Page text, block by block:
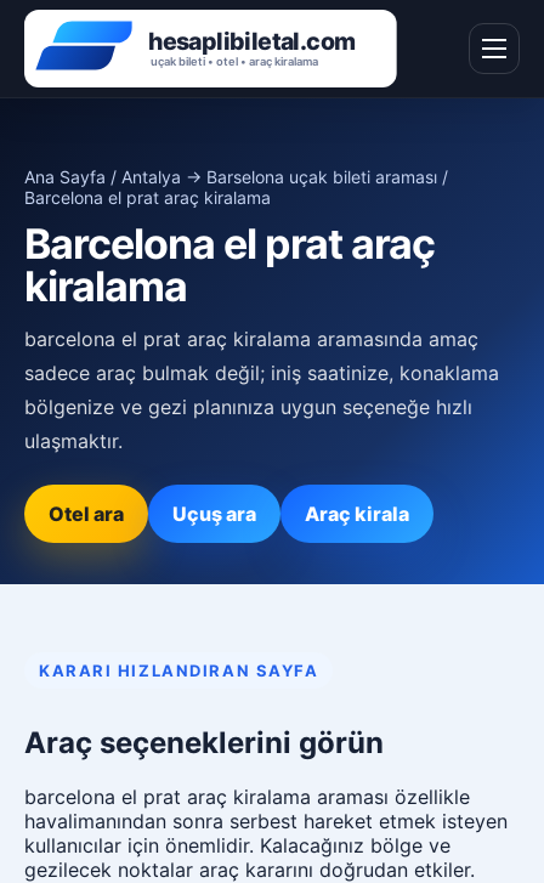
Ana Sayfa / Antalya → Barselona uçak bileti araması /
Barcelona el prat araç kiralama
Barcelona el prat araç
kiralama
barcelona el prat araç kiralama aramasında amaç
sadece araç bulmak değil; iniş saatinize, konaklama
bölgenize ve gezi planınıza uygun seçeneğe hızlı
ulaşmaktır.
Otel ara Uçuş ara Araç kirala
KARARI HIZLANDIRAN SAYFA
Araç seçeneklerini görün
barcelona el prat araç kiralama araması özellikle
havalimanından sonra serbest hareket etmek isteyen
kullanıcılar için önemlidir. Kalacağınız bölge ve
gezilecek noktalar araç kararını doğrudan etkiler.